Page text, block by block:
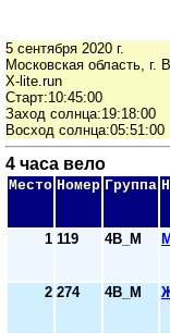
5 сентября 2020 г.
Московская область, г.
X-lite.run
Старт:10:45:00
Заход солнца:19:18:00
Восход солнца:05:51:00
4 часа вело
Место Номер Группа
1 119 4В_М
2 274 4В_М